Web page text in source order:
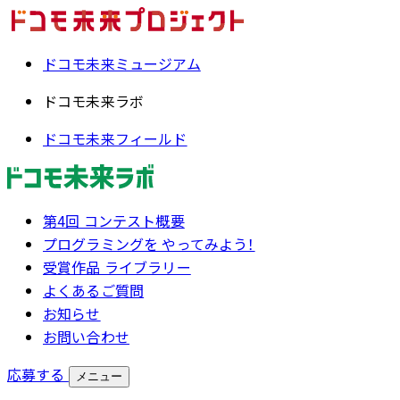
ドコモ未来ミュージアム
ドコモ未来ラボ
ドコモ未来フィールド
第4回 コンテスト概要
プログラミングを やってみよう！
受賞作品 ライブラリー
よくあるご質問
お知らせ
お問い合わせ
応募する
メニュー